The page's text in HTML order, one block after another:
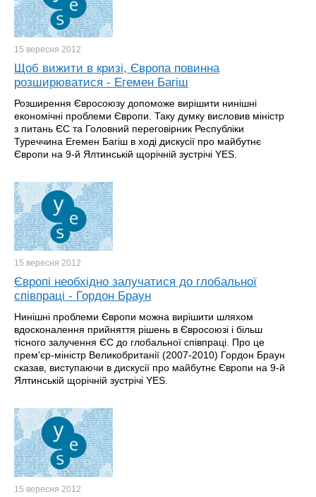
15 вересня 2012
Щоб вижити в кризі, Європа повинна
розширюватися - Егемен Багіш
Розширення Євросоюзу допоможе вирішити нинішні
економічні проблеми Європи. Таку думку висловив міністр
з питань ЄС та Головний переговірник Республіки
Туреччина Егемен Багіш в ході дискусії про майбутнє
Європи на 9-й Ялтинській щорічній зустрічі YES.
15 вересня 2012
Європі необхідно залучатися до глобальної
співпраці - Гордон Браун
Нинішні проблеми Європи можна вирішити шляхом
вдосконалення прийняття рішень в Євросоюзі і більш
тісного залучення ЄС до глобальної співпраці. Про це
прем'єр-міністр Великобританії (2007-2010) Гордон Браун
сказав, виступаючи в дискусії про майбутнє Європи на 9-й
Ялтинській щорічній зустрічі YES.
15 вересня 2012